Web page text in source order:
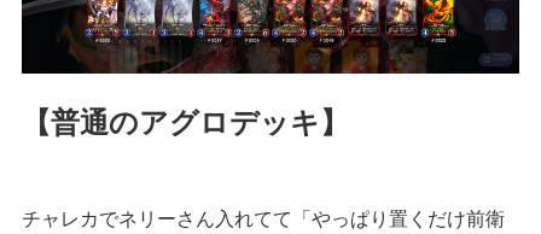
【普通のアグロデッキ】
チャレカでネリーさん入れてて「やっぱり置くだけ前衛